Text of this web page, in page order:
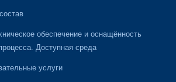
обеспечение и оснащённость
Доступная среда
услуги